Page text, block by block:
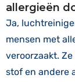
allergieën
Ja,
mensen met
veroorzaakt.
stof en andere